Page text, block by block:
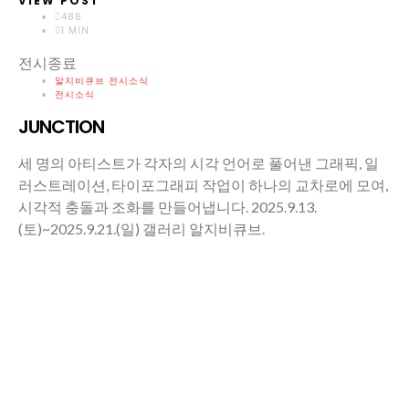
486
1 MIN
전시종료
알지비큐브 전시소식
전시소식
JUNCTION
세 명의 아티스트가 각자의 시각 언어로 풀어낸 그래픽, 일
러스트레이션, 타이포그래피 작업이 하나의 교차로에 모여,
시각적 충돌과 조화를 만들어냅니다. 2025.9.13.
(토)~2025.9.21.(일) 갤러리 알지비큐브.